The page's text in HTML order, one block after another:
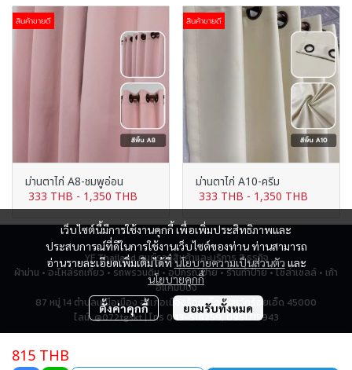
สินค้าขายดี
ม่านตาไก่ A8-ชมพูอ่อน
333 THB - 1,350 THB
สินค้าขายดี
ม่านตาไก่ A10-ครีม
333 THB - 1,350 THB
815 THB
เว็บไซต์นี้มีการใช้งานคุกกี้ เพื่อเพิ่มประสิทธิภาพและ
ประสบการณ์ที่ดีในการใช้งานเว็บไซต์ของท่าน ท่านสามารถ
อ่านรายละเอียดเพิ่มเติมได้ที่นโยบายความเป็นส่วนตัว และ
นโยบายคุกกี้
ตั้งค่าคุกกี้ ยอมรับทั้งหมด
YF Thailand ศูนย์รวมสินค้าและบริการ 7 ธุรกิจ
ผ้าม่าน • อะไหล่รถเกี่ยว • รถพรวนดิน • อุปกรณ์ป้าย • ร้านทำป้าย • โซล่าเซลล์ • เก้า
อี้แคมป์ปิ้ง
87 หมู่ 14 ตำบลเหนือเมือง อำเภอเมืองร้อยเอ็ด จังหวัดร้อยเอ็ด 45000
ไลน์: @072tgskt | โทร 043-518259, 0951715943